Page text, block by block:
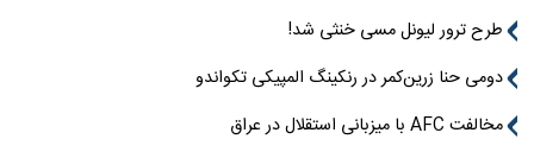
طرح ترور لیونل مسی خنثی شد!
دومی حنا زرین‌کمر در رنکینگ المپیکی تکواندو
مخالفت AFC با میزبانی استقلال در عراق